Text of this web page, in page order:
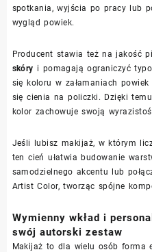
spotkania, wyjścia po pracy lub
wygląd powiek.
Producent stawia też na jakość
skóry i pomagają ograniczyć
się koloru w załamaniach
się cienia na policzki. Dzięki
kolor zachowuje swoją
Jeśli lubisz makijaż, w którym
ten cień ułatwia budowanie
samodzielnego akcentu lub
Artist Color, tworząc spójne
Wymienny wkład i
swój autorski zestaw
Makijaż to dla wielu osób forma